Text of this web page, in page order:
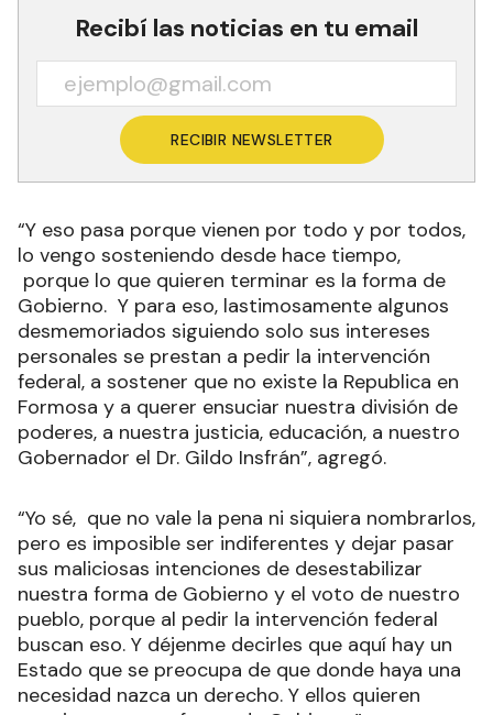
Recibí las noticias en tu email
RECIBIR NEWSLETTER
“Y eso pasa porque vienen por todo y por todos,
lo vengo sosteniendo desde hace tiempo,
porque lo que quieren terminar es la forma de
Gobierno. Y para eso, lastimosamente algunos
desmemoriados siguiendo solo sus intereses
personales se prestan a pedir la intervención
federal, a sostener que no existe la Republica en
Formosa y a querer ensuciar nuestra división de
poderes, a nuestra justicia, educación, a nuestro
Gobernador el Dr. Gildo Insfrán”, agregó.
“Yo sé, que no vale la pena ni siquiera nombrarlos,
pero es imposible ser indiferentes y dejar pasar
sus maliciosas intenciones de desestabilizar
nuestra forma de Gobierno y el voto de nuestro
pueblo, porque al pedir la intervención federal
buscan eso. Y déjenme decirles que aquí hay un
Estado que se preocupa de que donde haya una
necesidad nazca un derecho. Y ellos quieren